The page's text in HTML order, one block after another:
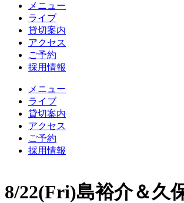
メニュー
ライブ
貸切案内
アクセス
ご予約
採用情報
メニュー
ライブ
貸切案内
アクセス
ご予約
採用情報
8/22(Fri)島裕介＆久